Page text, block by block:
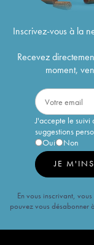
Inscrivez-vous à la
Recevez
moment,
J'accepte le suivi
suggestions
Oui
Non
JE
En vous inscrivant,
pouvez vous désabonner